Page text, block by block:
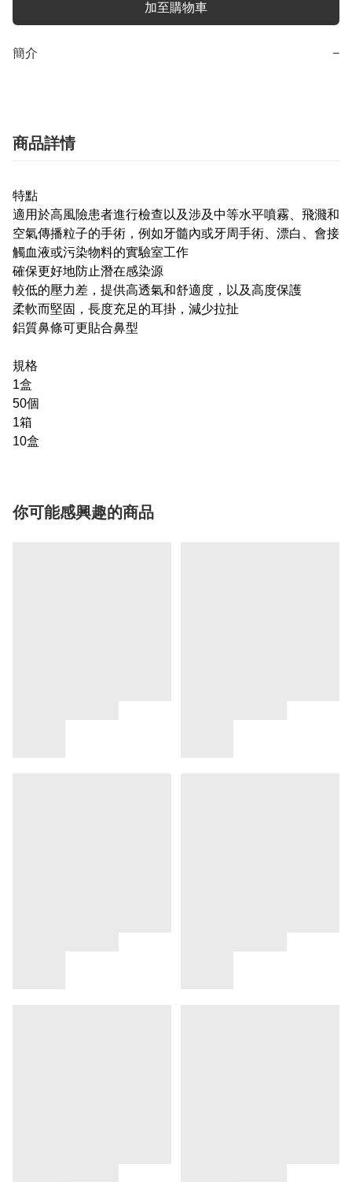
加至購物車
簡介 −
商品詳情
特點
適用於高風險患者進行檢查以及涉及中等水平噴霧、飛濺和
空氣傳播粒子的手術，例如牙髓內或牙周手術、漂白、會接
觸血液或污染物料的實驗室工作
確保更好地防止潛在感染源
較低的壓力差，提供高透氣和舒適度，以及高度保護
柔軟而堅固，長度充足的耳掛，減少拉扯
鋁質鼻條可更貼合鼻型
規格
1盒
50個
1箱
10盒
你可能感興趣的商品